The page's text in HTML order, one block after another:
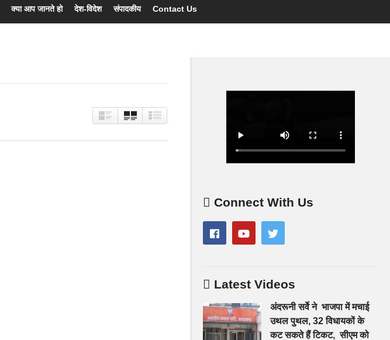
क्या आप जानते हो देश-विदेश संपादकीय Contact Us
Connect With Us
Latest Videos
अंदरूनी सर्वे ने भाजपा में मचाई
उथल पुथल, 32 विधायकों के
कट सकते हैं टिकट, सीएम को